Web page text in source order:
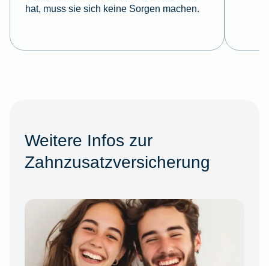
hat, muss sie sich keine Sorgen machen.
Weitere Infos zur
Zahnzusatzversicherung